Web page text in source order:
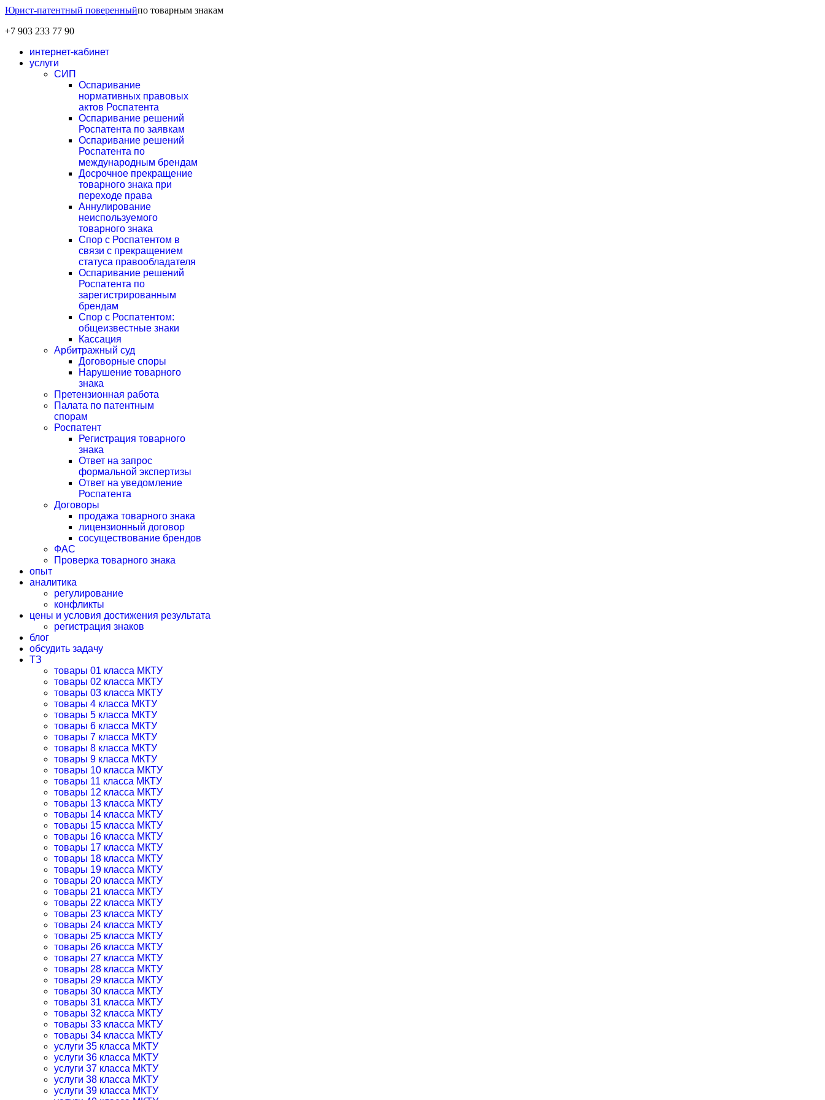
Юрист-патентный поверенныйпо товарным знакам
+7 903 233 77 90
интернет-кабинет
услуги
СИП
Оспаривание
нормативных правовых
актов Роспатента
Оспаривание решений
Роспатента по заявкам
Оспаривание решений
Роспатента по
международным брендам
Досрочное прекращение
товарного знака при
переходе права
Аннулирование
неиспользуемого
товарного знака
Спор с Роспатентом в
связи с прекращением
статуса правообладателя
Оспаривание решений
Роспатента по
зарегистрированным
брендам
Спор с Роспатентом:
общеизвестные знаки
Кассация
Арбитражный суд
Договорные споры
Нарушение товарного
знака
Претензионная работа
Палата по патентным
спорам
Роспатент
Регистрация товарного
знака
Ответ на запрос
формальной экспертизы
Ответ на уведомление
Роспатента
Договоры
продажа товарного знака
лицензионный договор
сосуществование брендов
ФАС
Проверка товарного знака
опыт
аналитика
регулирование
конфликты
цены и условия достижения результата
регистрация знаков
блог
обсудить задачу
ТЗ
товары 01 класса МКТУ
товары 02 класса МКТУ
товары 03 класса МКТУ
товары 4 класса МКТУ
товары 5 класса МКТУ
товары 6 класса МКТУ
товары 7 класса МКТУ
товары 8 класса МКТУ
товары 9 класса МКТУ
товары 10 класса МКТУ
товары 11 класса МКТУ
товары 12 класса МКТУ
товары 13 класса МКТУ
товары 14 класса МКТУ
товары 15 класса МКТУ
товары 16 класса МКТУ
товары 17 класса МКТУ
товары 18 класса МКТУ
товары 19 класса МКТУ
товары 20 класса МКТУ
товары 21 класса МКТУ
товары 22 класса МКТУ
товары 23 класса МКТУ
товары 24 класса МКТУ
товары 25 класса МКТУ
товары 26 класса МКТУ
товары 27 класса МКТУ
товары 28 класса МКТУ
товары 29 класса МКТУ
товары 30 класса МКТУ
товары 31 класса МКТУ
товары 32 класса МКТУ
товары 33 класса МКТУ
товары 34 класса МКТУ
услуги 35 класса МКТУ
услуги 36 класса МКТУ
услуги 37 класса МКТУ
услуги 38 класса МКТУ
услуги 39 класса МКТУ